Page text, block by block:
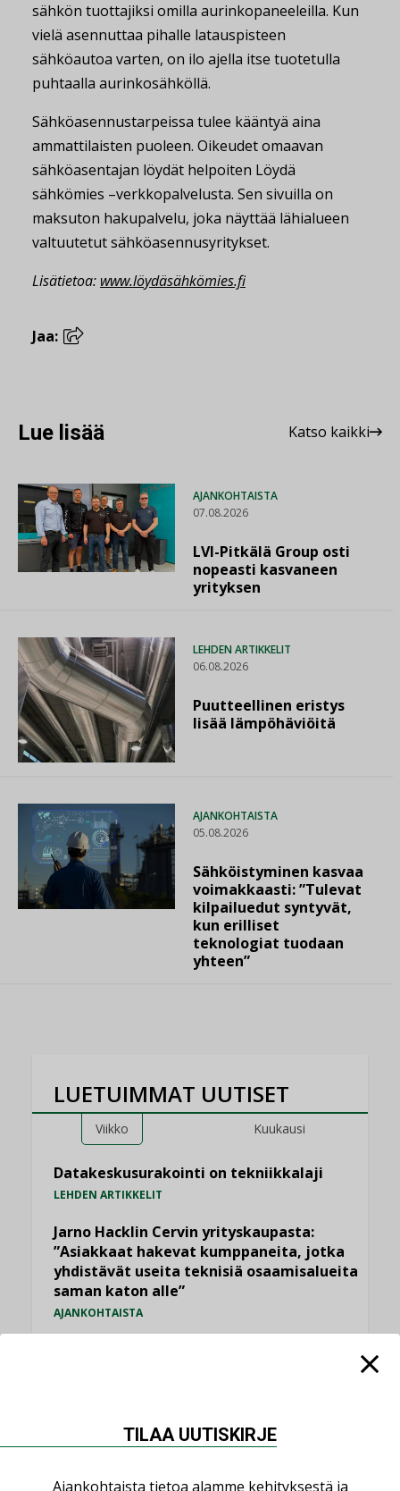
sähkön tuottajiksi omilla aurinkopaneeleilla. Kun
vielä asennuttaa pihalle latauspisteen
sähköautoa varten, on ilo ajella itse tuotetulla
puhtaalla aurinkosähköllä.
Sähköasennustarpeissa tulee kääntyä aina
ammattilaisten puoleen. Oikeudet omaavan
sähköasentajan löydät helpoiten Löydä
sähkömies –verkkopalvelusta. Sen sivuilla on
maksuton hakupalvelu, joka näyttää lähialueen
valtuutetut sähköasennusyritykset.
Lisätietoa: www.löydäsähkömies.fi
Jaa:
Lue lisää Katso kaikki
AJANKOHTAISTA
07.08.2026
LVI-Pitkälä Group osti
nopeasti kasvaneen
yrityksen
LEHDEN ARTIKKELIT
06.08.2026
Puutteellinen eristys
lisää lämpöhäviöitä
AJANKOHTAISTA
05.08.2026
Sähköistyminen kasvaa
voimakkaasti: ”Tulevat
kilpailuedut syntyvät,
kun erilliset
teknologiat tuodaan
yhteen”
LUETUIMMAT UUTISET
Viikko Kuukausi
Datakeskusurakointi on tekniikkalaji
LEHDEN ARTIKKELIT
Jarno Hacklin Cervin yrityskaupasta:
”Asiakkaat hakevat kumppaneita, jotka
yhdistävät useita teknisiä osaamisalueita
saman katon alle”
AJANKOHTAISTA
Puutteellinen eristys lisää lämpöhäviöitä
TILAA UUTISKIRJE
Ajankohtaista tietoa alamme kehityksestä ja